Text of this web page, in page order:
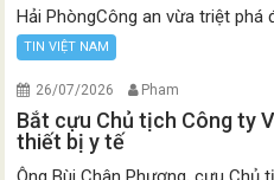
Hải PhòngCông an vừa triệt phá
TIN VIỆT NAM
26/07/2026 Pham
Bắt cựu Chủ tịch Công ty
thiết bị y tế